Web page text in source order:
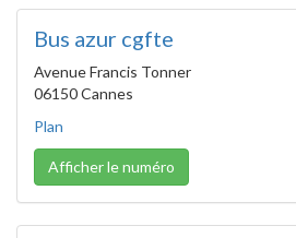
Bus azur cgfte
Avenue Francis Tonner
06150 Cannes
Plan
Afficher le numéro